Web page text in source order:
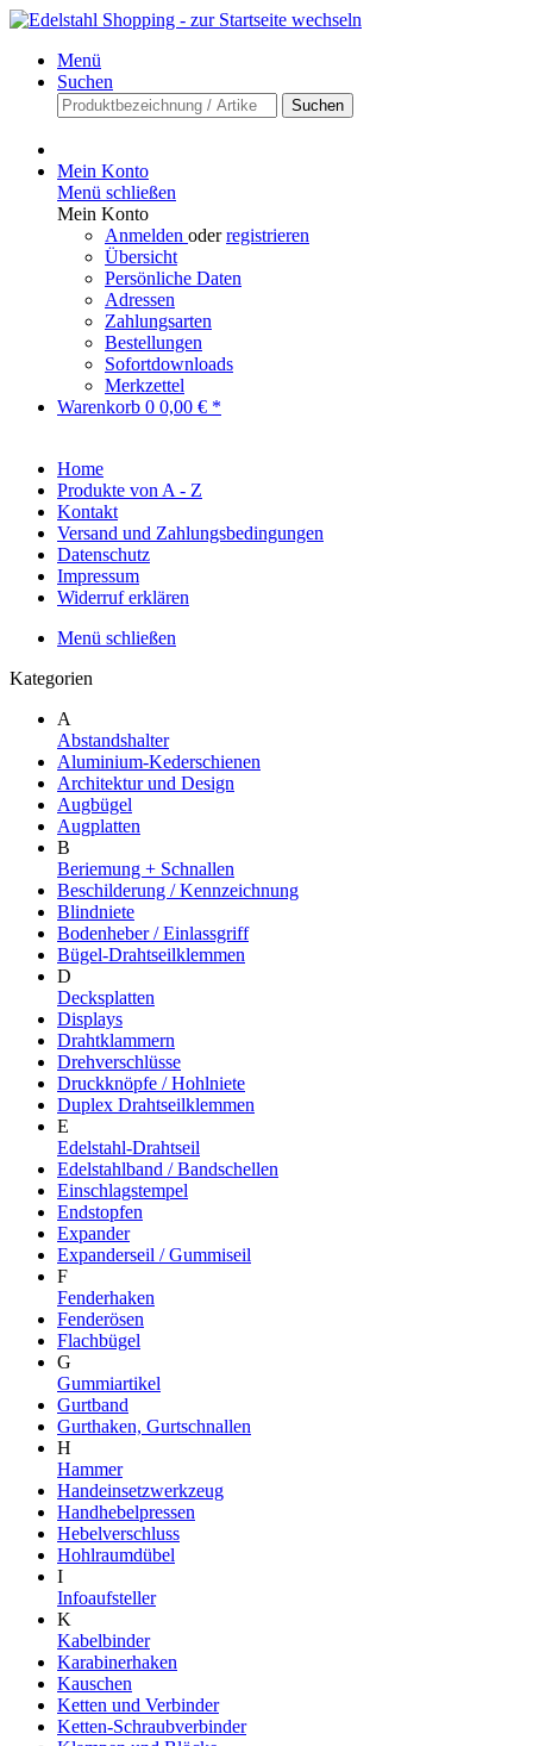
Menü
Suchen
Suchen
Mein Konto
Menü schließen
Mein Konto
Anmelden oderregistrieren
Übersicht
Persönliche Daten
Adressen
Zahlungsarten
Bestellungen
Sofortdownloads
Merkzettel
Warenkorb 0 0,00 € *
Home
Produkte von A - Z
Kontakt
Versand und Zahlungsbedingungen
Datenschutz
Impressum
Widerruf erklären
Menü schließen
Kategorien
A
Abstandshalter
Aluminium-Kederschienen
Architektur und Design
Augbügel
Augplatten
B
Beriemung + Schnallen
Beschilderung / Kennzeichnung
Blindniete
Bodenheber / Einlassgriff
Bügel-Drahtseilklemmen
D
Decksplatten
Displays
Drahtklammern
Drehverschlüsse
Druckknöpfe / Hohlniete
Duplex Drahtseilklemmen
E
Edelstahl-Drahtseil
Edelstahlband / Bandschellen
Einschlagstempel
Endstopfen
Expander
Expanderseil / Gummiseil
F
Fenderhaken
Fenderösen
Flachbügel
G
Gummiartikel
Gurtband
Gurthaken, Gurtschnallen
H
Hammer
Handeinsetzwerkzeug
Handhebelpressen
Hebelverschluss
Hohlraumdübel
I
Infoaufsteller
K
Kabelbinder
Karabinerhaken
Kauschen
Ketten und Verbinder
Ketten-Schraubverbinder